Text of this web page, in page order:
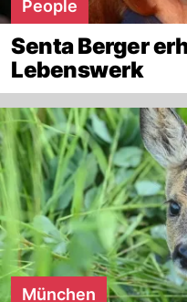
People
Senta Berger
Lebenswerk
München